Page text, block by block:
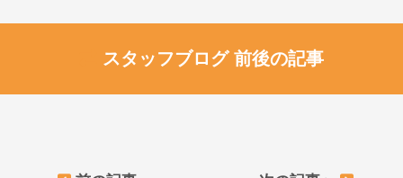
スタッフブログ 前後の記事